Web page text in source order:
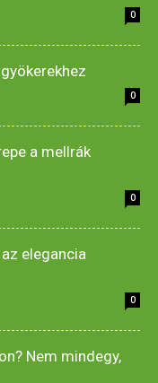
0
0
a mellrák
0
elegancia
0
Nem mindegy,